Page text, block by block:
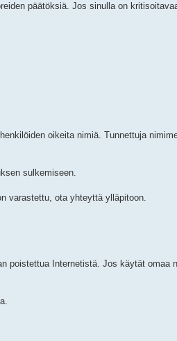
päätöksiä. Jos sinulla on
oikeita nimiä. Tunnettuja
sulkemiseen.
varastettu, ota yhteyttä ylläpitoon.
poistettua Internetistä. Jos käytät omaa